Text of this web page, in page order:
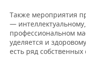
Также мероприятия
—
профессиональном
уделяется и
есть ряд